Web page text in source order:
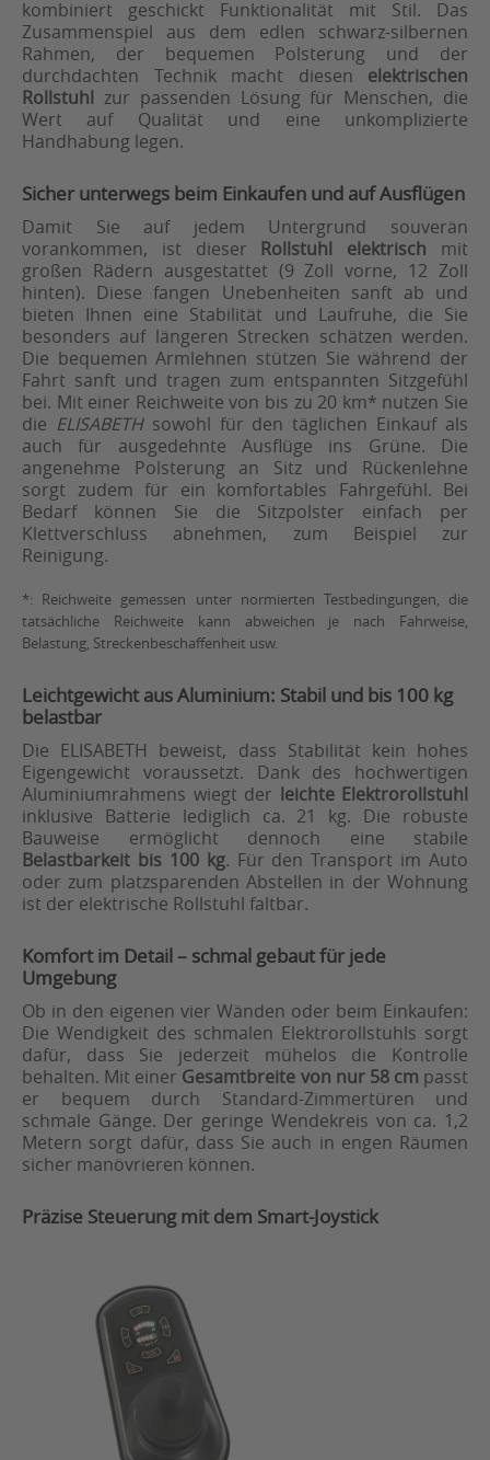
kombiniert geschickt Funktionalität mit Stil. Das
Zusammenspiel aus dem edlen schwarz-silbernen
Rahmen, der bequemen Polsterung und der
durchdachten Technik macht diesen elektrischen
Rollstuhl zur passenden Lösung für Menschen, die
Wert auf Qualität und eine unkomplizierte
Handhabung legen.
Sicher unterwegs beim Einkaufen und auf Ausflügen
Damit Sie auf jedem Untergrund souverän
vorankommen, ist dieser Rollstuhl elektrisch mit
großen Rädern ausgestattet (9 Zoll vorne, 12 Zoll
hinten). Diese fangen Unebenheiten sanft ab und
bieten Ihnen eine Stabilität und Laufruhe, die Sie
besonders auf längeren Strecken schätzen werden.
Die bequemen Armlehnen stützen Sie während der
Fahrt sanft und tragen zum entspannten Sitzgefühl
bei. Mit einer Reichweite von bis zu 20 km* nutzen Sie
die ELISABETHsowohl für den täglichen Einkauf als
auch für ausgedehnte Ausflüge ins Grüne. Die
angenehme Polsterung an Sitz und Rückenlehne
sorgt zudem für ein komfortables Fahrgefühl. Bei
Bedarf können Sie die Sitzpolster einfach per
Klettverschluss abnehmen, zum Beispiel zur
Reinigung.
*: Reichweite gemessen unter normierten Testbedingungen, die
tatsächliche Reichweite kann abweichen je nach Fahrweise,
Belastung, Streckenbeschaffenheit usw.
Leichtgewicht aus Aluminium: Stabil und bis 100 kg
belastbar
Die ELISABETH beweist, dass Stabilität kein hohes
Eigengewicht voraussetzt. Dank des hochwertigen
Aluminiumrahmens wiegt der leichte Elektrorollstuhl
inklusive Batterie lediglich ca. 21 kg. Die robuste
Bauweise ermöglicht dennoch eine stabile
Belastbarkeit bis 100 kg. Für den Transport im Auto
oder zum platzsparenden Abstellen in der Wohnung
ist der elektrische Rollstuhl faltbar.
Komfort im Detail – schmal gebaut für jede
Umgebung
Ob in den eigenen vier Wänden oder beim Einkaufen:
Die Wendigkeit des schmalen Elektrorollstuhls sorgt
dafür, dass Sie jederzeit mühelos die Kontrolle
behalten. Mit einer Gesamtbreite von nur 58 cm passt
er bequem durch Standard-Zimmertüren und
schmale Gänge. Der geringe Wendekreis von ca. 1,2
Metern sorgt dafür, dass Sie auch in engen Räumen
sicher manövrieren können.
Präzise Steuerung mit dem Smart-Joystick